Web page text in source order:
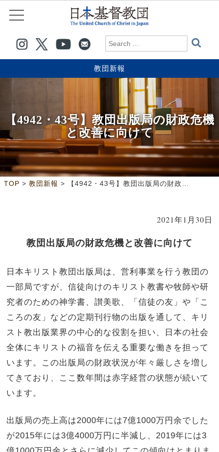
教団新報
【4942・43号】教団出版局の財政危機
と改善に向けて
TOP > 教団新報 > 【4942・43号】教団出版局の財政危機と改善に向けて
2021年1月30日
教団出版局の財政危機と改善に向けて
日本キリスト教団出版局は、営利事業を行う教団の
一部局ですが、信徒向けのキリスト教書や牧師や研
究者のための神学書、讃美歌、「信徒の友」や「こ
ころの友」などの定期刊行物の出版を通して、キリ
スト教出版業界の中心的な役割を担い、日本の社会
全体にキリストの福音を伝える重要な働きを担って
います。この出版局の財政状況が年々厳しさを増し
てきており、ここ数年間は赤字経営の状態が続いて
います。
出版局の売上高は2000年には7億1000万円余でした
が2015年には3億4000万円に半減し、2019年には3